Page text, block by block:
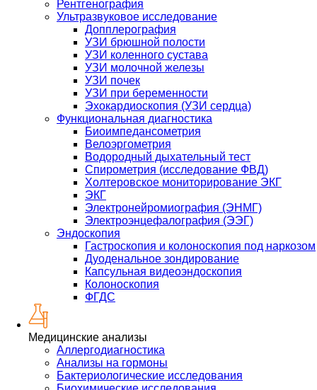
Рентгенография
Ультразвуковое исследование
Допплерография
УЗИ брюшной полости
УЗИ коленного сустава
УЗИ молочной железы
УЗИ почек
УЗИ при беременности
Эхокардиоскопия (УЗИ сердца)
Функциональная диагностика
Биоимпедансометрия
Велоэргометрия
Водородный дыхательный тест
Спирометрия (исследование ФВД)
Холтеровское мониторирование ЭКГ
ЭКГ
Электронейромиография (ЭНМГ)
Электроэнцефалография (ЭЭГ)
Эндоскопия
Гастроскопия и колоноскопия под наркозом
Дуоденальное зондирование
Капсульная видеоэндоскопия
Колоноскопия
ФГДС
Медицинские анализы
Аллергодиагностика
Анализы на гормоны
Бактериологические исследования